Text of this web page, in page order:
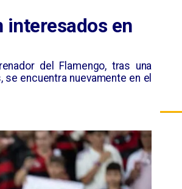
interesados en
del Flamengo, tras una
encuentra nuevamente en el